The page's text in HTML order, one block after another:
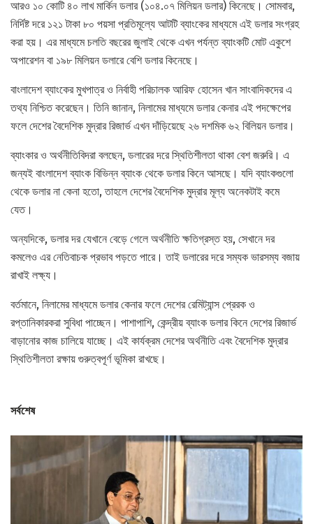
আরও ১০ কোটি ৪০ লাখ মার্কিন ডলার (১০৪.০৭ মিলিয়ন ডলার) কিনেছে। সোমবার,
নির্দিষ্ট দরে ১২১ টাকা ৮০ পয়সা প্রতিমূল্যে আটটি ব্যাংকের মাধ্যমে এই ডলার সংগ্রহ
করা হয়। এর মাধ্যমে চলতি বছরের জুলাই থেকে এখন পর্যন্ত ব্যাংকটি মোট একুশে
অপারেশন বা ১৯৮ মিলিয়ন ডলারে বেশি ডলার কিনেছে।
বাংলাদেশ ব্যাংকের মুখপাত্র ও নির্বাহী পরিচালক আরিফ হোসেন খান সাংবাদিকদের এ
তথ্য নিশ্চিত করেছেন। তিনি জানান, নিলামের মাধ্যমে ডলার কেনার এই পদক্ষেপের
ফলে দেশের বৈদেশিক মুদ্রার রিজার্ভ এখন দাঁড়িয়েছে ২৬ দশমিক ৬২ বিলিয়ন ডলার।
ব্যাংকার ও অর্থনীতিবিদরা বলছেন, ডলারের দরে স্থিতিশীলতা থাকা বেশ জরুরি। এ
জন্যই বাংলাদেশ ব্যাংক বিভিন্ন ব্যাংক থেকে ডলার কিনে আসছে। যদি ব্যাংকগুলো
থেকে ডলার না কেনা হতো, তাহলে দেশের বৈদেশিক মুদ্রার মূল্য অনেকটাই কমে
যেত।
অন্যদিকে, ডলার দর যেখানে বেড়ে গেলে অর্থনীতি ক্ষতিগ্রস্ত হয়, সেখানে দর
কমলেও এর নেতিবাচক প্রভাব পড়তে পারে। তাই ডলারের দরে সম্যক ভারসম্য বজায়
রাখাই লক্ষ্য।
বর্তমানে, নিলামের মাধ্যমে ডলার কেনার ফলে দেশের রেমিট্যান্স প্রেরক ও
রপ্তানিকারকরা সুবিধা পাচ্ছেন। পাশাপাশি, কেন্দ্রীয় ব্যাংক ডলার কিনে দেশের রিজার্ভ
বাড়ানোর কাজ চালিয়ে যাচ্ছে। এই কার্যক্রম দেশের অর্থনীতি এবং বৈদেশিক মুদ্রার
স্থিতিশীলতা রক্ষায় গুরুত্বপূর্ণ ভূমিকা রাখছে।
সর্বশেষ